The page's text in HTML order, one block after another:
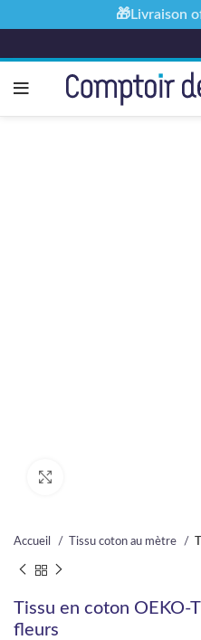
Accueil Tissu coton au mètre
Tissu en coton OEKO-
fleurs
🎁Livraison